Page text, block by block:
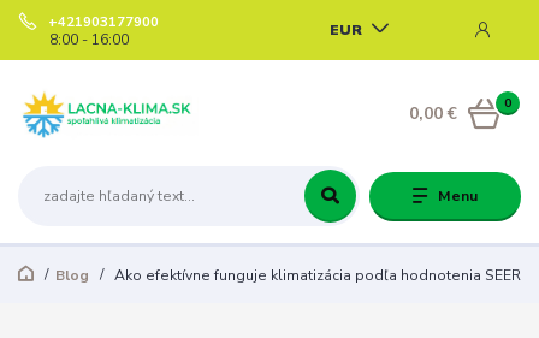
Menu
EUR
+421903177900
8:00 - 16:00
0
0,00 €
Blog Ako efektívne funguje klimatizácia podľa hodnotenia SEER